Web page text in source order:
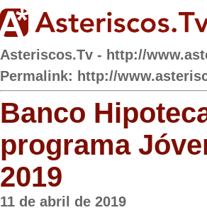
Asteriscos.Tv - http://
Permalink: http://
Banco
programa
2019
11 de abril de 2019